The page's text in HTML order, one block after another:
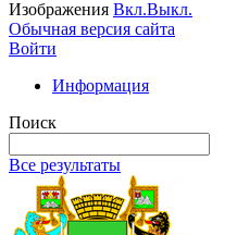
Изображения Вкл.Выкл.
Обычная версия сайта
Войти
Информация
Поиск
Все результаты